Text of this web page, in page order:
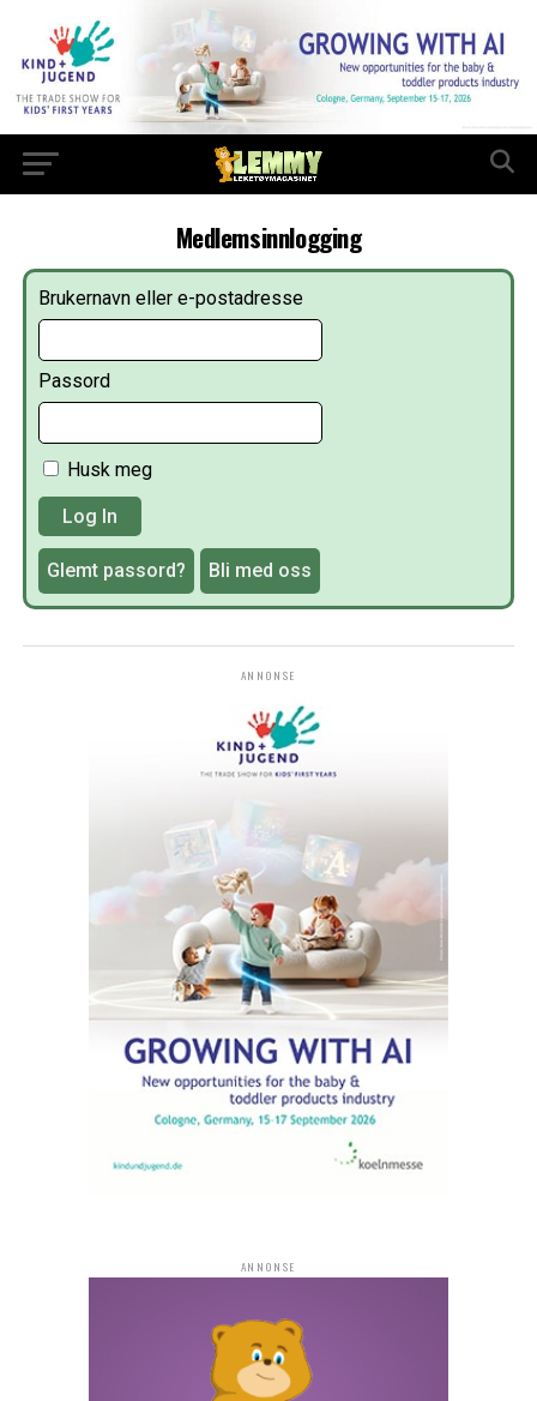
Medlemsinnlogging
Brukernavn eller e-postadresse
Passord
Husk meg
Glemt passord? Bli med oss
ANNONSE
ANNONSE